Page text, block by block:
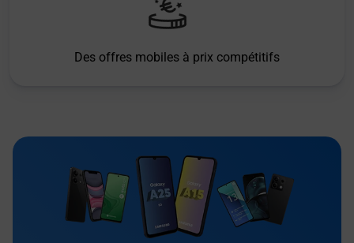
Des offres mobiles à prix compétitifs